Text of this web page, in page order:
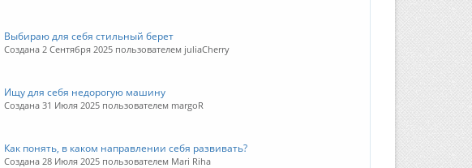
Выбираю для себя стильный берет
Создана 2 Сентября 2025 пользователем juliaCherry
Ищу для себя недорогую машину
Создана 31 Июля 2025 пользователем margoR
Как понять, в каком направлении себя развивать?
Создана 28 Июля 2025 пользователем Mari Riha